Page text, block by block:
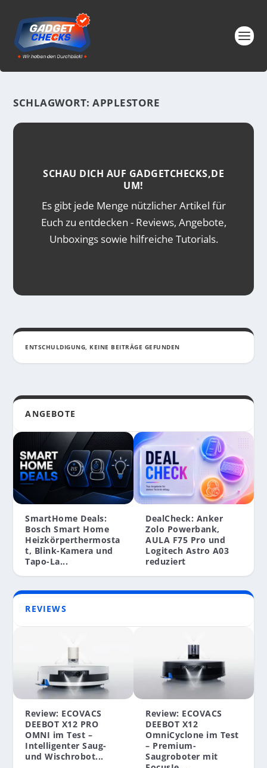
SCHLAGWORT:APPLESTORE
SCHAU DICH AUF GADGETCHECKS,DE
UM!
Es gibt jede Menge nützlicher Artikel für
Euch zu entdecken - Reviews, Angebote,
Unboxings sowie hilfreiche Tutorials.
APPLE NEWS: SUPPORT-KÜRZUNG, THUNDERBOLT
5, NEUE IPADS, IOS 17 & WATCHOS 10 RELEASE,
DEEBOT X2 ...
ENTSCHULDIGUNG, KEINE BEITRÄGE GEFUNDEN
ANGEBOTE
SmartHome Deals:
Bosch Smart Home
Heizkörperthermosta
t, Blink-Kamera und
Tapo-La...
DealCheck: Anker
Zolo Powerbank,
AULA F75 Pro und
Logitech Astro A03
reduziert
REVIEWS
Review: ECOVACS
DEEBOT X12 PRO
OMNI im Test –
Intelligenter Saug-
und Wischrobot...
Review: ECOVACS
DEEBOT X12
OmniCyclone im Test
– Premium-
Saugroboter mit